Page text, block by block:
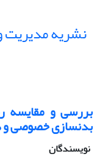
نشریه
بررسی و مقایسه
بدنسازی خصوصی و
نویسندگان